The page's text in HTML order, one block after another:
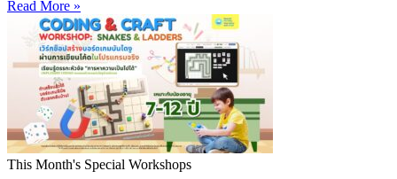
Read More »
This Month's Special Workshops